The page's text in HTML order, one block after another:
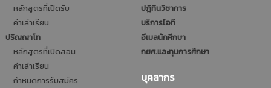
หลักสูตรที่เปิดรับ
ค่าเล่าเรียน
ปริญญาโท
หลักสูตรที่เปิดสอน
ค่าเล่าเรียน
กำหนดการรับสมัคร
ปฎิทินวิชาการ
บริการไอที
อีเมลนักศึกษา
กยศ.และทุนการศึกษา
บุคลากร